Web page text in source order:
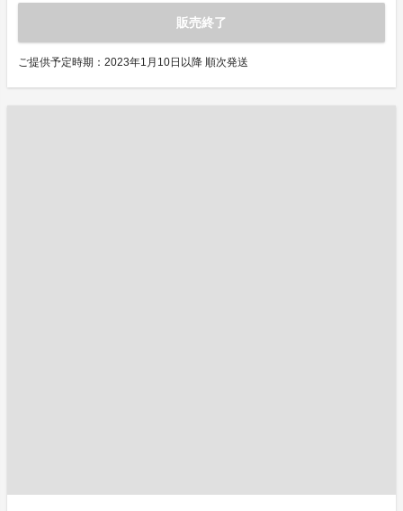
販売終了
ご提供予定時期：2023年1月10日以降 順次発送